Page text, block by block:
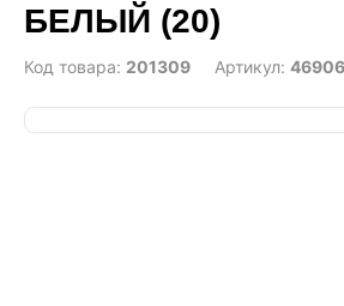
БЕЛЫЙ (20)
Код товара: 201309 Артикул: